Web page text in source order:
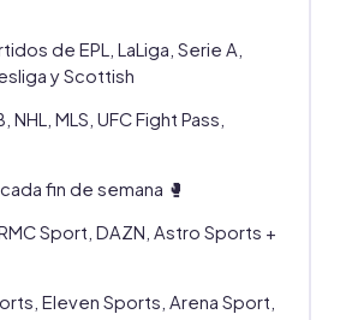
de EPL, LaLiga, Serie A,
y Scottish
NHL, MLS, UFC Fight Pass,
fin de semana 🥊
Sport, DAZN, Astro Sports +
Eleven Sports, Arena Sport,